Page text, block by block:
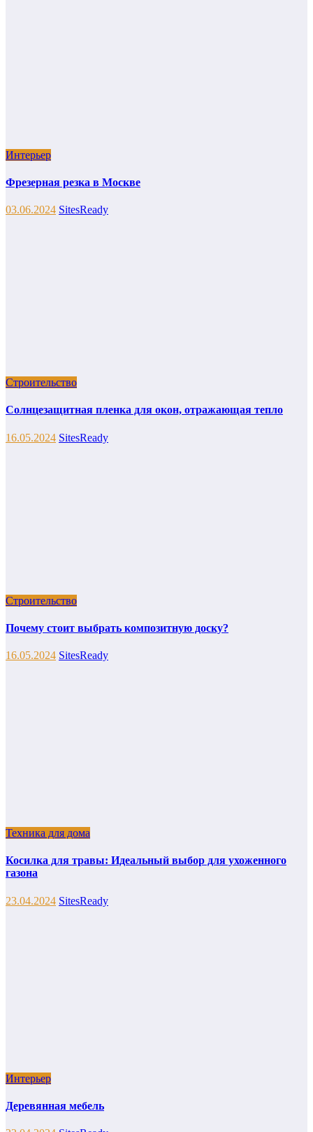
Интерьер
Фрезерная резка в Москве
03.06.2024 SitesReady
Строительство
Солнцезащитная пленка для окон, отражающая тепло
16.05.2024 SitesReady
Строительство
Почему стоит выбрать композитную доску?
16.05.2024 SitesReady
Техника для дома
Косилка для травы: Идеальный выбор для ухоженного
газона
23.04.2024 SitesReady
Интерьер
Деревянная мебель